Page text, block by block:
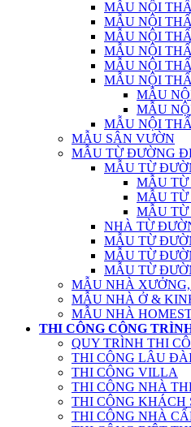
MẪU NỘI
MẪU NỘI
MẪU NỘI
MẪU NỘI
MẪU NỘI
MẪU NỘI
MẪU
MẪU
MẪU NỘI
MẪU SÂN VƯỜN
MẪU TỪ ĐƯỜNG
MẪU TỪ
MẪU
MẪU
MẪU
NHÀ TỪ
MẪU TỪ
MẪU TỪ
MẪU TỪ
MẪU NHÀ
MẪU NHÀ Ở &
MẪU NHÀ
THI CÔNG CÔNG
QUY TRÌNH THI
THI CÔNG LÂU
THI CÔNG VILLA
THI CÔNG NHÀ
THI CÔNG KHÁCH
THI CÔNG NHÀ